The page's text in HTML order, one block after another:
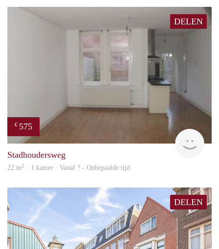
DELEN
€ 575
Stadhoudersweg
22 m2 · 1 kamer · Vanaf ? - Onbepaalde tijd
DELEN